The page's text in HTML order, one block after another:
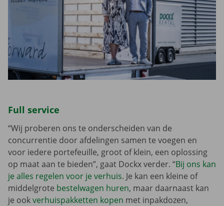
Full service
“Wij proberen ons te onderscheiden van de
concurrentie door afdelingen samen te voegen en
voor iedere portefeuille, groot of klein, een oplossing
op maat aan te bieden”, gaat Dockx verder. “Bij ons kan
je alles regelen voor je verhuis. Je kan een kleine of
middelgrote bestelwagen huren, maar daarnaast kan
je ookverhuispakketten kopen met inpakdozen,